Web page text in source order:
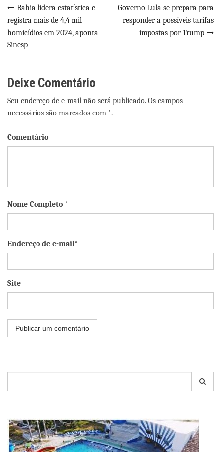
Navegação
de
Post
Bahia lidera estatística e
registra mais de 4,4 mil
homicídios em 2024, aponta
Sinesp
Governo Lula se prepara para
responder a possíveis tarifas
impostas por Trump
Deixe Comentário
Seu endereço de e-mail não será publicado. Os campos
necessários são marcados com *.
Comentário
Nome Completo *
Endereço de e-mail*
Site
por: